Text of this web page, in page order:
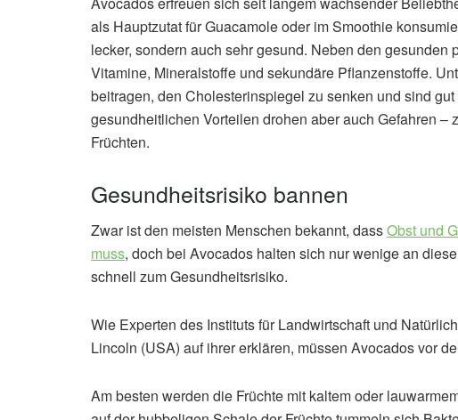
als Hauptzutat für Guacamole oder im Smoothie
lecker, sondern auch sehr gesund. Neben den
Vitamine, Mineralstoffe und sekundäre Pflanzenstoffe.
beitragen, den Cholesterinspiegel zu senken und sind
gesundheitlichen Vorteilen drohen aber auch Gefahren –
Früchten.
Gesundheitsrisiko bannen
Zwar ist den meisten Menschen bekannt, dassObst und
muss, doch bei Avocados halten sich nur wenige an
schnell zum Gesundheitsrisiko.
Wie Experten des Instituts für Landwirtschaft und
Lincoln (USA) auf ihrer erklären, müssen Avocados vor
Am besten werden die Früchte mit kaltem oder